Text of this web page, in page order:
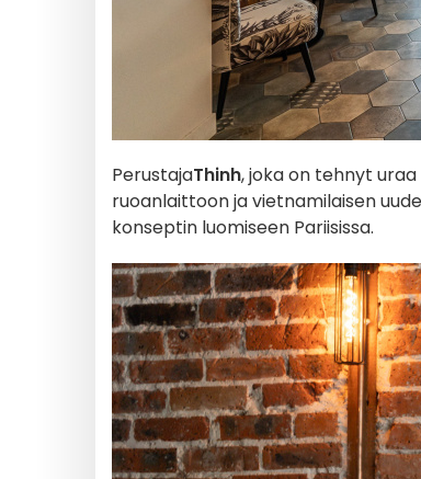
PerustajaThinh, joka on tehnyt
ruoanlaittoon ja vietnamilaisen
konseptin luomiseen Pariisissa.